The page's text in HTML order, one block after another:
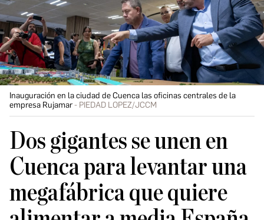
Inauguración en la ciudad de Cuenca las oficinas centrales de la
empresa Rujamar
PIEDAD LOPEZ/JCCM
Dos gigantes se unen en
Cuenca para levantar una
megafábrica que quiere